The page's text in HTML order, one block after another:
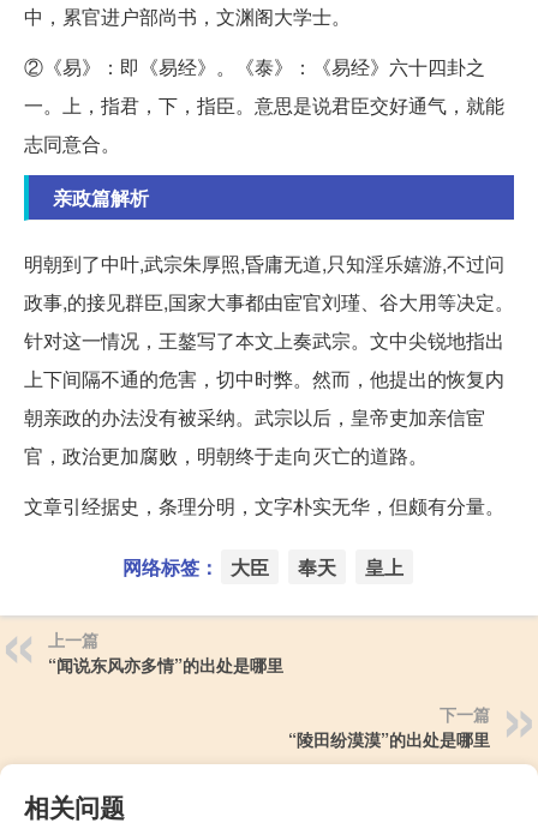
中，累官进户部尚书，文渊阁大学士。
②《易》：即《易经》。《泰》：《易经》六十四卦之
一。上，指君，下，指臣。意思是说君臣交好通气，就能
志同意合。
亲政篇解析
明朝到了中叶,武宗朱厚照,昏庸无道,只知淫乐嬉游,不过问
政事,的接见群臣,国家大事都由宦官刘瑾、谷大用等决定。
针对这一情况，王鏊写了本文上奏武宗。文中尖锐地指出
上下间隔不通的危害，切中时弊。然而，他提出的恢复内
朝亲政的办法没有被采纳。武宗以后，皇帝吏加亲信宦
官，政治更加腐败，明朝终于走向灭亡的道路。
文章引经据史，条理分明，文字朴实无华，但颇有分量。
网络标签： 大臣 奉天 皇上
上一篇
“闻说东风亦多情”的出处是哪里
下一篇
“陵田纷漠漠”的出处是哪里
相关问题